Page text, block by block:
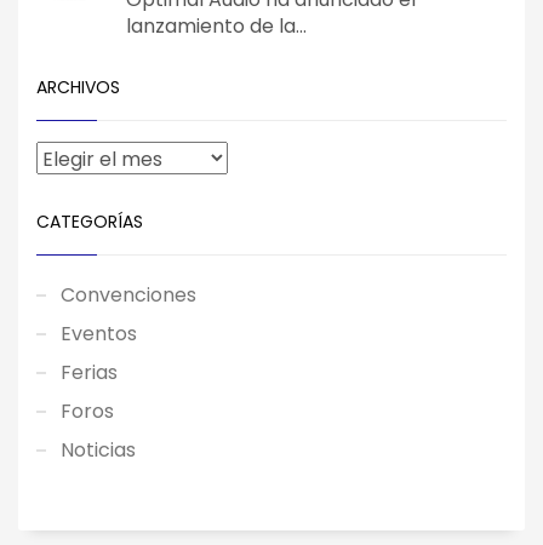
lanzamiento de la...
ARCHIVOS
CATEGORÍAS
Convenciones
Eventos
Ferias
Foros
Noticias